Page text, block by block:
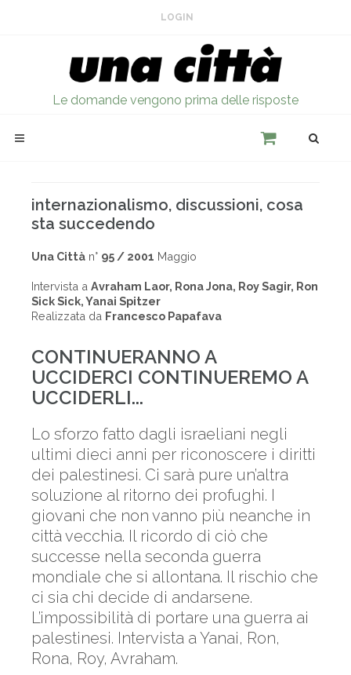
LOGIN
Le domande vengono prima delle risposte
internazionalismo, discussioni, cosa
sta succedendo
Una Città n° 95 / 2001 Maggio
Intervista a Avraham Laor, Rona Jona, Roy Sagir, Ron
Sick Sick, Yanai Spitzer
Realizzata da Francesco Papafava
CONTINUERANNO A
UCCIDERCI CONTINUEREMO A
UCCIDERLI...
Lo sforzo fatto dagli israeliani negli
ultimi dieci anni per riconoscere i diritti
dei palestinesi. Ci sarà pure un’altra
soluzione al ritorno dei profughi. I
giovani che non vanno più neanche in
città vecchia. Il ricordo di ciò che
successe nella seconda guerra
mondiale che si allontana. Il rischio che
ci sia chi decide di andarsene.
L’impossibilità di portare una guerra ai
palestinesi. Intervista a Yanai, Ron,
Rona, Roy, Avraham.